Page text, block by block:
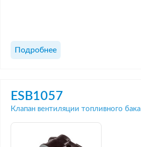
Подробнее
ESB1057
Клапан вентиляции топливного бака